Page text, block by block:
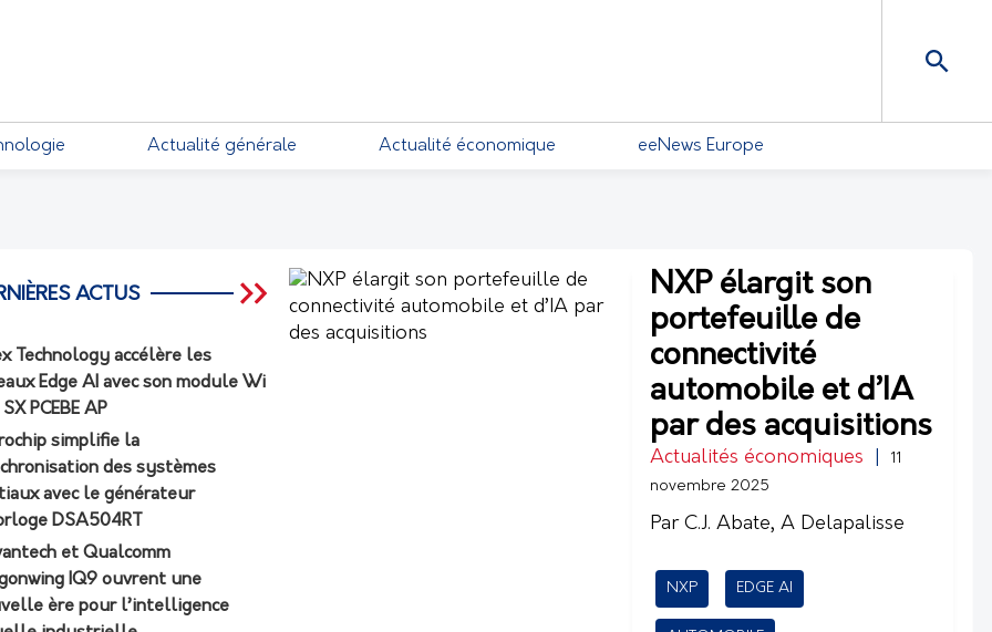
Actualité générale Actualité économique eeNews Europe
NXP élargit son
portefeuille de
connectivité
automobile et d’IA
par des acquisitions
Actualités économiques
11
novembre 2025
Par C.J. Abate, A Delapalisse
NXP EDGE AI
ACTUS
Technology accélère les
Edge AI avec son module Wi
PCEBE AP
simplifie la
des systèmes
avec le générateur
DSA504RT
et Qualcomm
IQ9 ouvrent une
ère pour l’intelligence